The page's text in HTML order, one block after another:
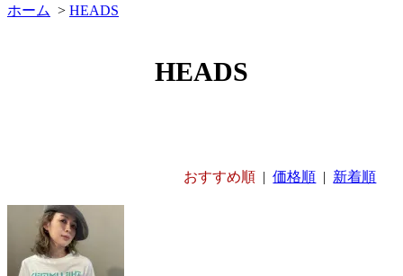
ホーム > HEADS
HEADS
おすすめ順 |価格順 | 新着順